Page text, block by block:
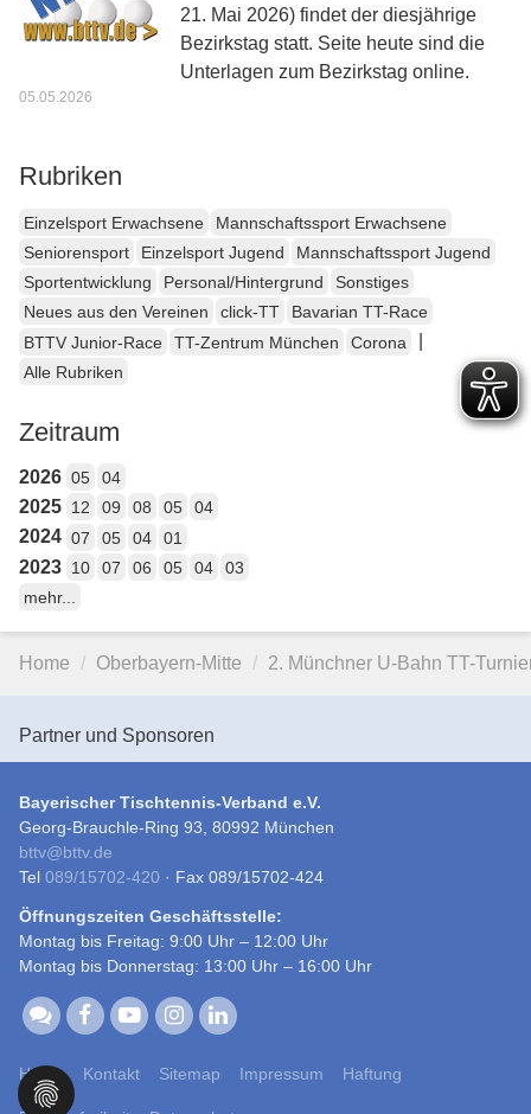
21. Mai 2026) findet der diesjährige
Bezirkstag statt. Seite heute sind die
Unterlagen zum Bezirkstag online.
05.05.2026
Rubriken
Einzelsport Erwachsene
Mannschaftssport Erwachsene
Seniorensport
Einzelsport Jugend
Mannschaftssport Jugend
Sportentwicklung
Personal/Hintergrund
Sonstiges
Neues aus den Vereinen
click-TT
Bavarian TT-Race
BTTV Junior-Race
TT-Zentrum München Corona
Alle Rubriken
Zeitraum
2026 05 04
2025 12 09 08 05 04
2024 07 05 04 01
2023 10 07 06 05 04
03
mehr...
Home Oberbayern-Mitte 2. Münchner U-Bahn TT-
Partner und Sponsoren
Bayerischer Tischtennis-Verband e.V.
Georg-Brauchle-Ring 93, 80992 München
bttv@bttv.de
Tel 089/15702-420 · Fax 089/15702-424
Öffnungszeiten Geschäftsstelle:
Montag bis Freitag: 9:00 Uhr – 12:00 Uhr
Montag bis Donnerstag: 13:00 Uhr – 16:00 Uhr
Home Kontakt Sitemap Impressum Haftung